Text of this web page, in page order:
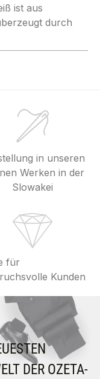
ist aus
durch
in unseren
Werken in der
Slowakei
für
Kunden
DER OZETA-